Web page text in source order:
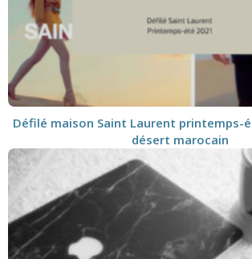
Défilé maison Saint Laurent printemps-
désert marocain